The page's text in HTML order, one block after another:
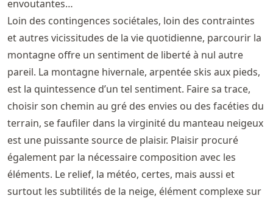
envoutantes…
Loin des contingences sociétales, loin des contraintes
et autres vicissitudes de la vie quotidienne, parcourir la
montagne offre un sentiment de liberté à nul autre
pareil. La montagne hivernale, arpentée skis aux pieds,
est la quintessence d’un tel sentiment. Faire sa trace,
choisir son chemin au gré des envies ou des facéties du
terrain, se faufiler dans la virginité du manteau neigeux
est une puissante source de plaisir. Plaisir procuré
également par la nécessaire composition avec les
éléments. Le relief, la météo, certes, mais aussi et
surtout les subtilités de la neige, élément complexe sur